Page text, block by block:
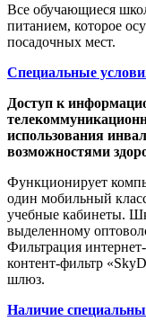
Все обучающиеся
питанием, которое
посадочных мест.
Специальные
Доступ к
использования
возможностями
Функционирует
один мобильный
учебные кабинеты.
выделенному
Фильтрация
контент-фильтр
шлюз.
Наличие